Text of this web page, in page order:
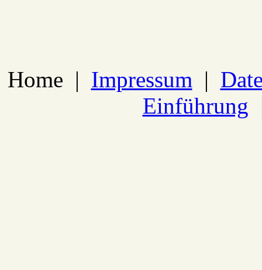
Home | Impressum |
Einführung